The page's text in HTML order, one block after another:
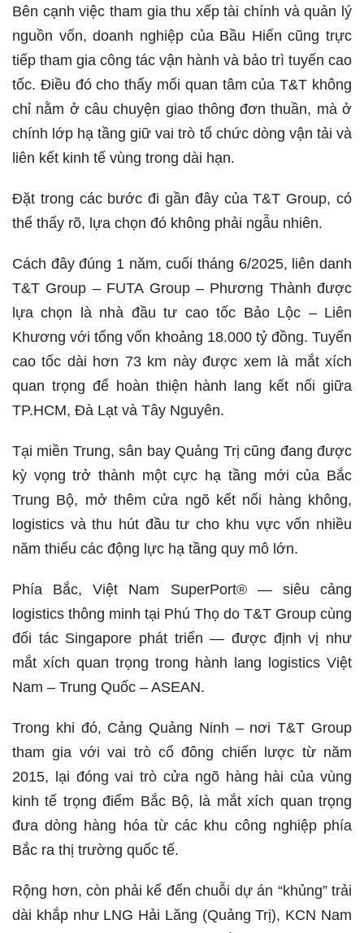
Bên cạnh việc tham gia thu xếp tài chính và quản lý
nguồn vốn, doanh nghiệp của Bầu Hiển cũng trực
tiếp tham gia công tác vận hành và bảo trì tuyến cao
tốc. Điều đó cho thấy mối quan tâm của T&T không
chỉ nằm ở câu chuyện giao thông đơn thuần, mà ở
chính lớp hạ tầng giữ vai trò tổ chức dòng vận tải và
liên kết kinh tế vùng trong dài hạn.
Đặt trong các bước đi gần đây của T&T Group, có
thể thấy rõ, lựa chọn đó không phải ngẫu nhiên.
Cách đây đúng 1 năm, cuối tháng 6/2025, liên danh
T&T Group – FUTA Group – Phương Thành được
lựa chọn là nhà đầu tư cao tốc Bảo Lộc – Liên
Khương với tổng vốn khoảng 18.000 tỷ đồng. Tuyến
cao tốc dài hơn 73 km này được xem là mắt xích
quan trọng để hoàn thiện hành lang kết nối giữa
TP.HCM, Đà Lạt và Tây Nguyên.
Tại miền Trung, sân bay Quảng Trị cũng đang được
kỳ vọng trở thành một cực hạ tầng mới của Bắc
Trung Bộ, mở thêm cửa ngõ kết nối hàng không,
logistics và thu hút đầu tư cho khu vực vốn nhiều
năm thiếu các động lực hạ tầng quy mô lớn.
Phía Bắc, Việt Nam SuperPort® — siêu cảng
logistics thông minh tại Phú Thọ do T&T Group cùng
đối tác Singapore phát triển — được định vị như
mắt xích quan trọng trong hành lang logistics Việt
Nam – Trung Quốc – ASEAN.
Trong khi đó, Cảng Quảng Ninh – nơi T&T Group
tham gia với vai trò cổ đông chiến lược từ năm
2015, lại đóng vai trò cửa ngõ hàng hài của vùng
kinh tế trọng điểm Bắc Bộ, là mắt xích quan trọng
đưa dòng hàng hóa từ các khu công nghiệp phía
Bắc ra thị trường quốc tế.
Rộng hơn, còn phải kể đến chuỗi dự án “khủng” trải
dài khắp như LNG Hải Lăng (Quảng Trị), KCN Nam